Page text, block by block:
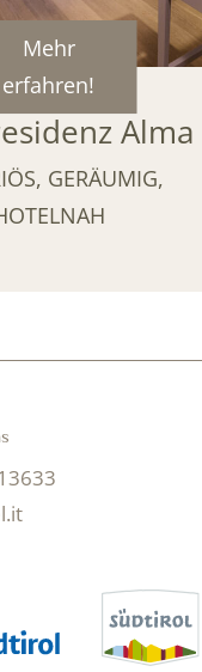
Mehr
erfahren!
Alma
GERÄUMIG,